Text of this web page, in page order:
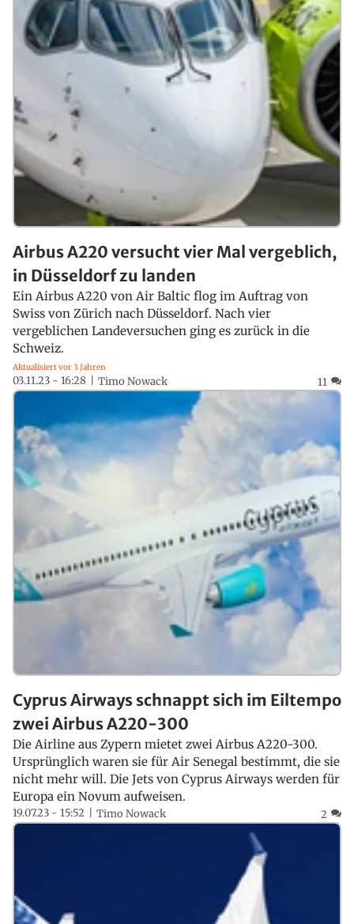
Airbus A220 versucht vier Mal vergeblich,
in Düsseldorf zu landen
Ein Airbus A220 von Air Baltic flog im Auftrag von
Swiss von Zürich nach Düsseldorf. Nach vier
vergeblichen Landeversuchen ging es zurück in die
Schweiz.
Aktualisiert vor 3 Jahren
03.11.23 - 16:28 Timo Nowack 11
Cyprus Airways schnappt sich im Eiltempo
zwei Airbus A220-300
Die Airline aus Zypern mietet zwei Airbus A220-300.
Ursprünglich waren sie für Air Senegal bestimmt, die sie
nicht mehr will. Die Jets von Cyprus Airways werden für
Europa ein Novum aufweisen.
19.07.23 - 15:52 Timo Nowack 2